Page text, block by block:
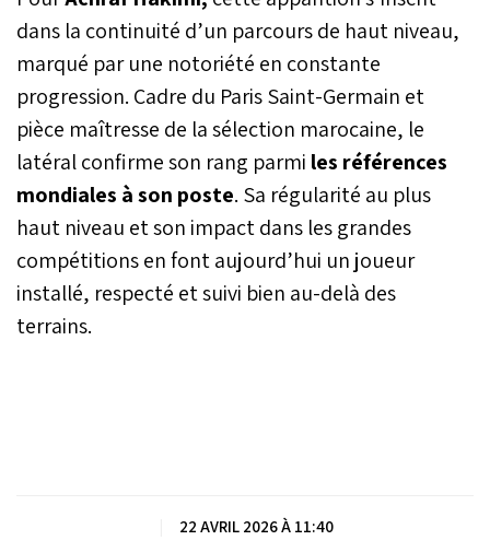
dans la continuité d’un parcours de haut niveau,
marqué par une notoriété en constante
progression. Cadre du Paris Saint-Germain et
pièce maîtresse de la sélection marocaine, le
latéral confirme son rang parmi les références
mondiales à son poste. Sa régularité au plus
haut niveau et son impact dans les grandes
compétitions en font aujourd’hui un joueur
installé, respecté et suivi bien au-delà des
terrains.
22 AVRIL 2026 À 11:40